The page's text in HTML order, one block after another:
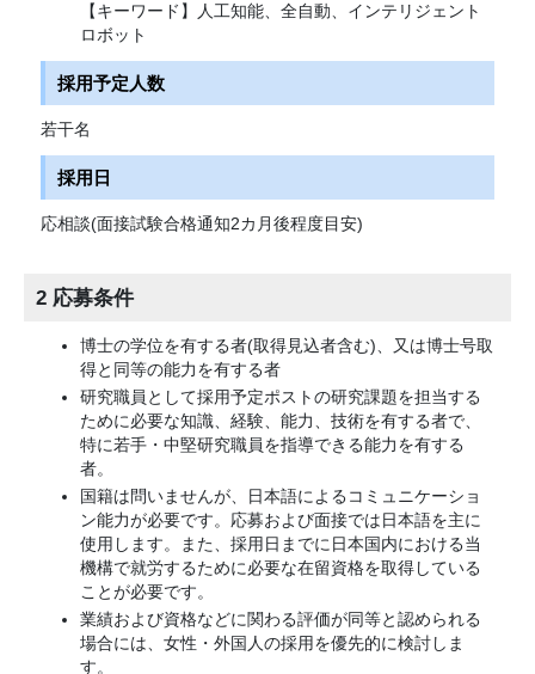
【キーワード】人工知能、全自動、インテリジェント
ロボット
採用予定人数
若干名
採用日
応相談(面接試験合格通知2カ月後程度目安)
2 応募条件
博士の学位を有する者(取得見込者含む)、又は博士号取
得と同等の能力を有する者
研究職員として採用予定ポストの研究課題を担当する
ために必要な知識、経験、能力、技術を有する者で、
特に若手・中堅研究職員を指導できる能力を有する
者。
国籍は問いませんが、日本語によるコミュニケーショ
ン能力が必要です。応募および面接では日本語を主に
使用します。また、採用日までに日本国内における当
機構で就労するために必要な在留資格を取得している
ことが必要です。
業績および資格などに関わる評価が同等と認められる
場合には、女性・外国人の採用を優先的に検討しま
す。